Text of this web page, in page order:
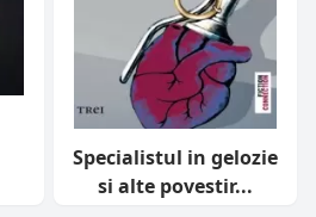
Specialistul in gelozie
si alte povestir...